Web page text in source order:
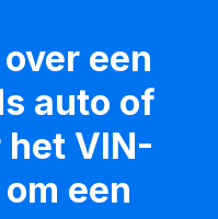
een
auto of
het VIN-
een